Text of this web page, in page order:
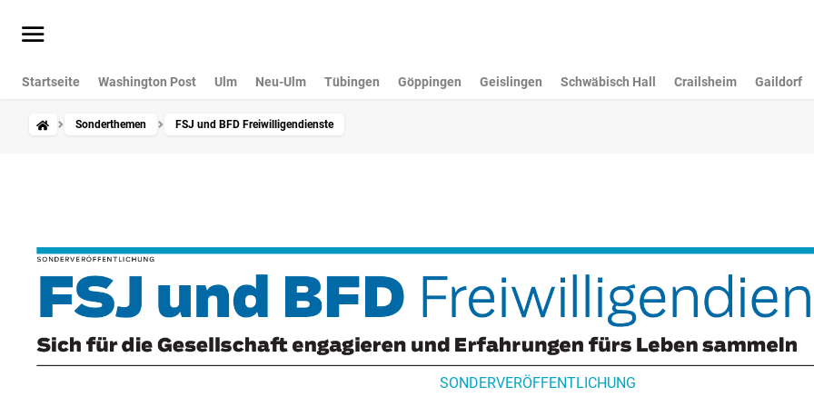
Startseite Washington Post Ulm Neu-Ulm Tübingen Göppingen Geislingen Schwäbisch Hall Crailsheim Gaildorf
Sonderthemen FSJ und BFD Freiwilligendienste
SONDERVERÖFFENTLICHUNG